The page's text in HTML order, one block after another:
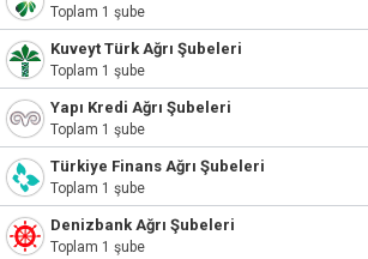
Toplam 1 şube
Kuveyt Türk Ağrı Şubeleri
Toplam 1 şube
Yapı Kredi Ağrı Şubeleri
Toplam 1 şube
Türkiye Finans Ağrı Şubeleri
Toplam 1 şube
Denizbank Ağrı Şubeleri
Toplam 1 şube